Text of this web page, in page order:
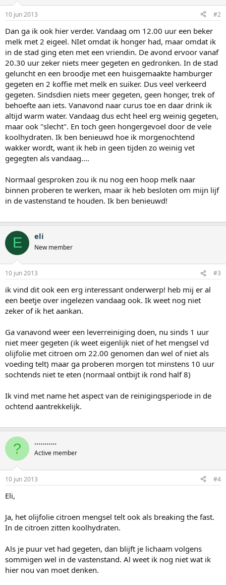
10 jun 2013 #2
Dan ga ik ook hier verder. Vandaag om 12.00 uur een beker
melk met 2 eigeel. NIet omdat ik honger had, maar omdat ik
in de stad ging eten met een vriendin. De avond ervoor vanaf
20.30 uur zeker niets meer gegeten en gedronken. In de stad
geluncht en een broodje met een huisgemaakte hamburger
gegeten en 2 koffie met melk en suiker. Dus veel verkeerd
gegeten. Sindsdien niets meer gegeten, geen honger, trek of
behoefte aan iets. Vanavond naar curus toe en daar drink ik
altijd warm water. Vandaag dus echt heel erg weinig gegeten,
maar ook "slecht". En toch geen hongergevoel door de vele
koolhydraten. Ik ben benieuwd hoe ik morgenochtend
wakker wordt, want ik heb in geen tijden zo weinig vet
gegegten als vandaag....
Normaal gesproken zou ik nu nog een hoop melk naar
binnen proberen te werken, maar ik heb besloten om mijn lijf
in de vastenstand te houden. Ik ben benieuwd!
E eli
New member
10 jun 2013 #3
ik vind dit ook een erg interessant onderwerp! heb mij er al
een beetje over ingelezen vandaag ook. Ik weet nog niet
zeker of ik het aankan.
Ga vanavond weer een leverreiniging doen, nu sinds 1 uur
niet meer gegeten (ik weet eigenlijk niet of het mengsel vd
olijfolie met citroen om 22.00 genomen dan wel of niet als
voeding telt) maar ga proberen morgen tot minstens 10 uur
sochtends niet te eten (normaal ontbijt ik rond half 8)
Ik vind met name het aspect van de reinigingsperiode in de
ochtend aantrekkelijk.
? ...........
Active member
10 jun 2013 #4
Eli,
Ja, het olijfolie citroen mengsel telt ook als breaking the fast.
In de citroen zitten koolhydraten.
Als je puur vet had gegeten, dan blijft je lichaam volgens
sommigen wel in de vastenstand. Al weet ik nog niet wat ik
hier nou van moet denken.